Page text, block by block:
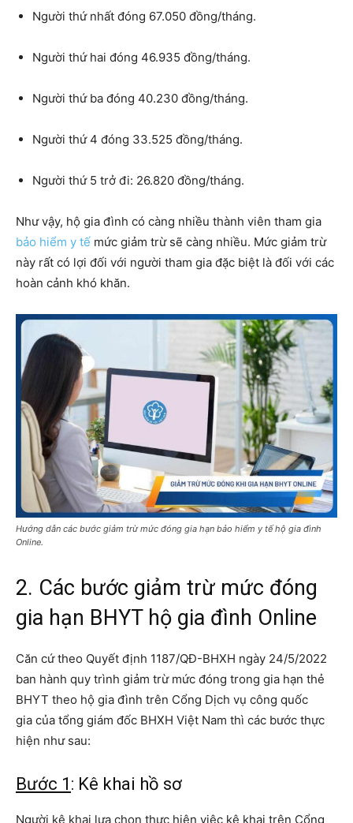
Người thứ nhất đóng 67.050 đồng/tháng.
Người thứ hai đóng 46.935 đồng/tháng.
Người thứ ba đóng 40.230 đồng/tháng.
Người thứ 4 đóng 33.525 đồng/tháng.
Người thứ 5 trở đi: 26.820 đồng/tháng.
Như vậy, hộ gia đình có càng nhiều thành viên tham gia
bảo hiểm y tế mức giảm trừ sẽ càng nhiều. Mức giảm trừ
này rất có lợi đối với người tham gia đặc biệt là đối với các
hoàn cảnh khó khăn.
Hướng dẫn các bước giảm trừ mức đóng gia hạn bảo hiểm y tế hộ gia đình
Online.
2. Các bước giảm trừ mức đóng
gia hạn BHYT hộ gia đình Online
Căn cứ theo Quyết định 1187/QĐ-BHXH ngày 24/5/2022
ban hành quy trình giảm trừ mức đóng trong gia hạn thẻ
BHYT theo hộ gia đình trên Cổng Dịch vụ công quốc
gia của tổng giám đốc BHXH Việt Nam thì các bước thực
hiện như sau:
Bước 1 : Kê khai hồ sơ
Người kê khai lựa chọn thực hiện việc kê khai trên Cổng